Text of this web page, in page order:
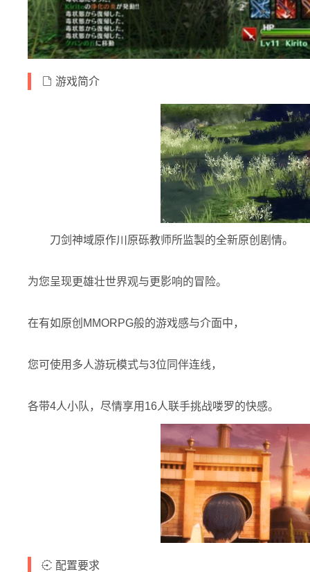
游戏简介
刀剑神域原作川原砾教师所监製的全新原创剧情。
为您呈现更雄壮世界观与更影响的冒险。
在有如原创MMORPG般的游戏感与介面中，
您可使用多人游玩模式与3位同伴连线，
各带4人小队，尽情享用16人联手挑战喽罗的快感。
配置要求